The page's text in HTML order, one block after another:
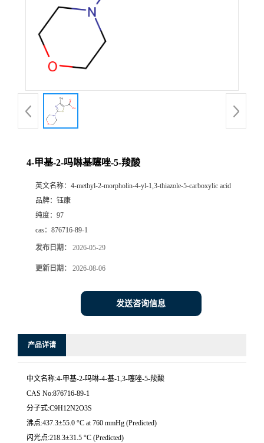
4-甲基-2-吗啉基噻唑-5-羧酸
英文名称： 4-methyl-2-morpholin-4-yl-1,3-thiazole-5-carboxylic acid
品牌： 钰康
纯度： 97
cas： 876716-89-1
发布日期： 2026-05-29
更新日期： 2026-08-06
发送咨询信息
产品详请
中文名称:4-甲基-2-吗啉-4-基-1,3-噻唑-5-羧酸
CAS No:876716-89-1
分子式:C9H12N2O3S
沸点:437.3±55.0 °C at 760 mmHg (Predicted)
闪光点:218.3±31.5 °C (Predicted)